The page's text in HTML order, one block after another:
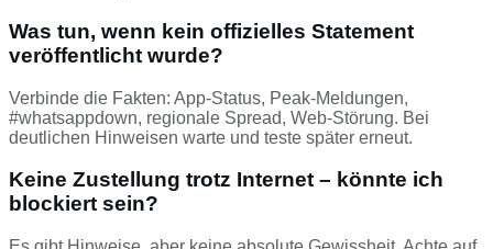
Was tun, wenn kein offizielles Statement
veröffentlicht wurde?
Verbinde die Fakten: App-Status, Peak-Meldungen,
#whatsappdown, regionale Spread, Web-Störung. Bei
deutlichen Hinweisen warte und teste später erneut.
Keine Zustellung trotz Internet – könnte ich
blockiert sein?